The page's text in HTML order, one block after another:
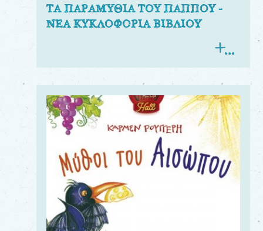
ΤΑ ΠΑΡΑΜΥΘΙΑ ΤΟΥ ΠΑΠΠΟΥ -
ΝΕΑ ΚΥΚΛΟΦΟΡΙΑ ΒΙΒΛΙΟΥ